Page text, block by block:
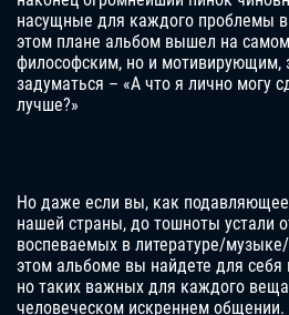
насущные для каждого проблемы
этом плане альбом вышел на
философским, но и
задуматься – «А что я лично могу
лучше?»
Но даже если вы, как
нашей страны, до тошноты устали
воспеваемых в литературе/
этом альбоме вы найдете для себя
но таких важных для каждого
человеческом искреннем